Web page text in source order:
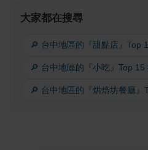
大家都在搜尋
🔎 台中地區的『甜點店』Top
🔎 台中地區的『小吃』Top 15
🔎 台中地區的『烘焙坊餐廳』